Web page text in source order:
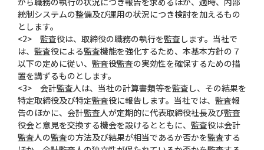
統制システムの整備及び運用の状況につき検討を加えるもの
とします。
<2> 監査役は、取締役の職務の執行を監査します。当社で
は、監査役による監査機能を強化するため、本基本方針の７
以下の定めに従い、監査役監査の実効性を確保するための措
置を講ずるものとします。
<3> 会計監査人は、当社の計算書類等を監査し、その結果を
特定取締役及び特定監査役に報告します。当社では、監査報
告のほかに、会計監査人が定期的に代表取締役社長及び監査
役会と意見を交換する機会を設けるとともに、監査役は会計
監査人の監査の方法及び結果が相当であるか否かを監査する